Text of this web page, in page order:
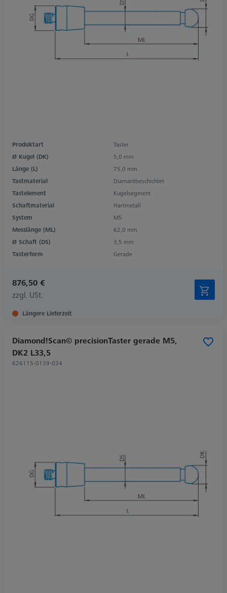
Produktart
Taster
Ø Kugel (DK)
5,0 mm
Länge (L)
75,0 mm
Tastmaterial
Diamantbeschichtet
Tastelement
Kugelsegment
Schaftmaterial
Hartmetall
System
M5
Messlänge (ML)
62,0 mm
Ø Schaft (DS)
3,5 mm
Tasterform
Gerade
876,50 €
zzgl. USt.
Längere Lieferzeit
Diamond!Scan© precisionTaster gerade M5,
DK2 L33,5
626115-0139-034